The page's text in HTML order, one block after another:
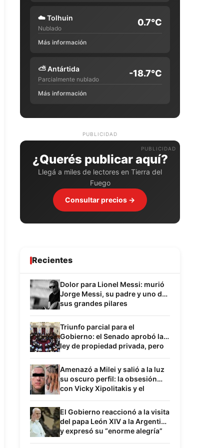
☁️Tolhuin
Nublado
0.7°C
Más información
⛅Antártida
Parcialmente nublado
-18.7°C
Más información
PUBLICIDAD
¿Querés publicar aquí?
Llegá a miles de lectores en Tierra del
Fuego
Consultar precios →
Recientes
Dolor para Lionel Messi: murió
Jorge Messi, su padre y uno de
sus grandes pilares
Triunfo parcial para el
Gobierno: el Senado aprobó la
ley de propiedad privada, pero
Fuego
Amenazó a Milei y salió a la luz
su oscuro perfil: la obsesión
con Vicky Xipolitakis y el
Sabag Montiel
El Gobierno reaccionó a la visita
del papa León XIV a la Argentina
y expresó su “enorme alegría”